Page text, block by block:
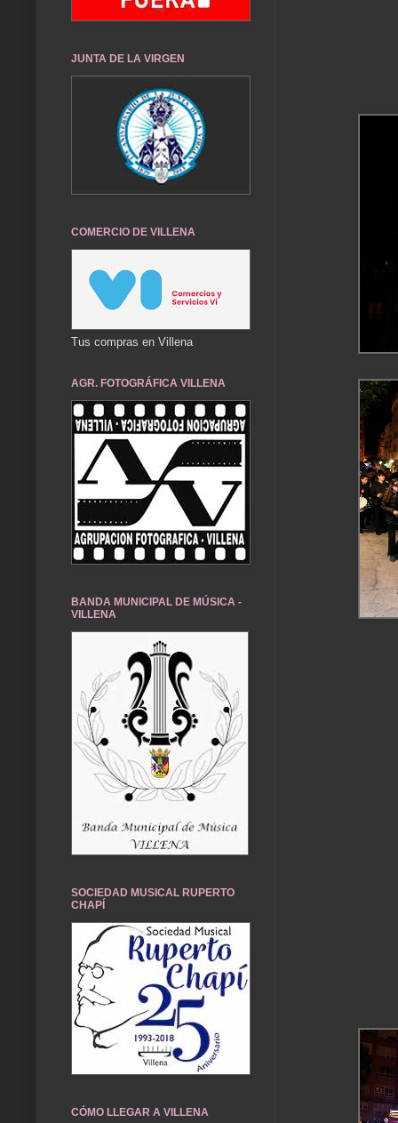
JUNTA DE LA VIRGEN
COMERCIO DE VILLENA
Tus compras en Villena
AGR. FOTOGRÁFICA VILLENA
BANDA MUNICIPAL DE MÚSICA -
VILLENA
SOCIEDAD MUSICAL RUPERTO
CHAPÍ
CÓMO LLEGAR A VILLENA